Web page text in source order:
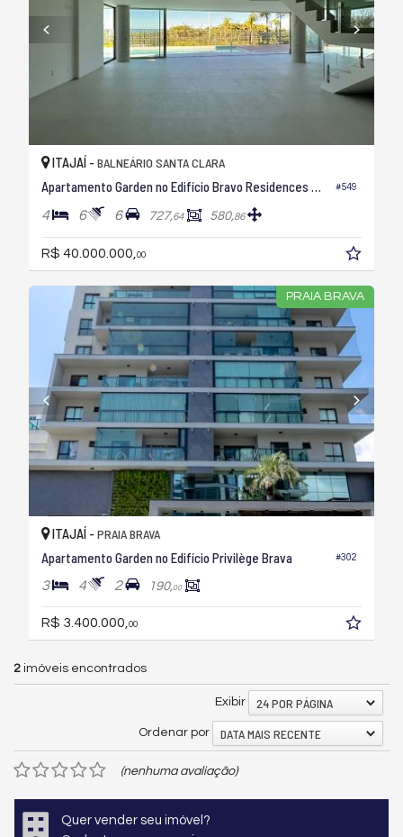
#549
ITAJAÍ - BALNEÁRIO SANTA CLARA
Apartamento Garden no Edifício Bravo Residences By Arthur Casas
4 6 6 727,64 580,86
R$ 40.000.000, 00
PRAIA BRAVA
#302
ITAJAÍ - PRAIA BRAVA
Apartamento Garden no Edifício Privilège Brava
3 4 2 190,00
R$ 3.400.000,00
2 imóveis encontrados
Exibir 24 POR PÁGINA
Ordenar por DATA MAIS RECENTE
(nenhuma avaliação)
Quer vender seu imóvel?